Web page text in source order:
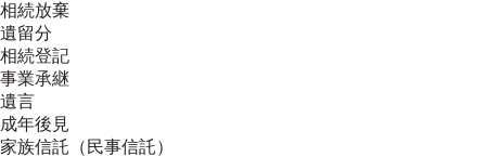
相続放棄
遺留分
相続登記
事業承継
遺言
成年後見
家族信託（民事信託）